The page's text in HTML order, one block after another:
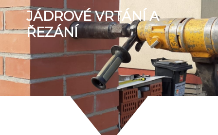
JÁDROVÉ VRTÁNÍ A
ŘEZÁNÍ